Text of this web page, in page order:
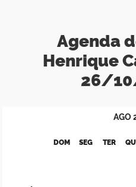
Agenda
Henrique
26/
AGO
DOM SEG TER